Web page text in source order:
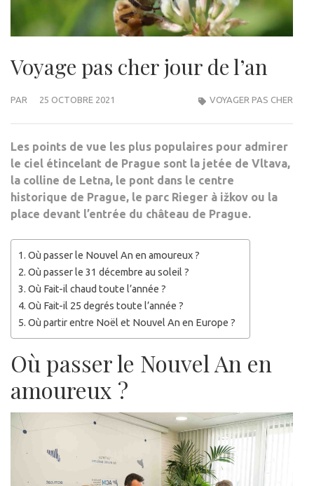
Voyage pas cher jour de l’an
PAR 25 OCTOBRE 2021 VOYAGER PAS CHER
Les points de vue les plus populaires pour admirer
le ciel étincelant de Prague sont la jetée de Vltava,
la colline de Letna, le pont dans le centre
historique de Prague, le parc Rieger à ižkov ou la
place devant l’entrée du château de Prague.
Où passer le Nouvel An en amoureux ?
Où passer le 31 décembre au soleil ?
Où Fait-il chaud toute l’année ?
Où Fait-il 25 degrés toute l’année ?
Où partir entre Noël et Nouvel An en Europe ?
Où passer le Nouvel An en
amoureux ?